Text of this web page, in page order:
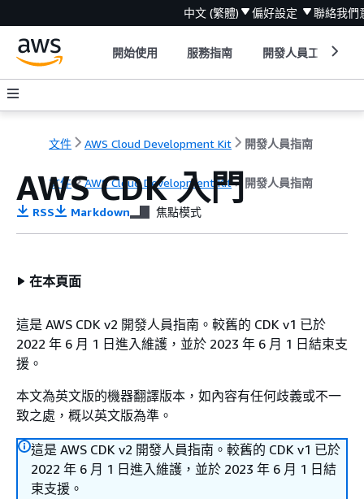
中文 (繁體) 偏好設定 聯絡我們
開始使用 服務指南 開發人員工具
文件 AWS Cloud Development Kit 開發人員指南
文件 AWS Cloud Development Kit 開發人員指南
AWS CDK 入門
RSS Markdown 焦點模式
在本頁面
這是 AWS CDK v2 開發人員指南。較舊的 CDK v1 已於
2022 年 6 月 1 日進入維護，並於 2023 年 6 月 1 日結束支
援。
本文為英文版的機器翻譯版本，如內容有任何歧義或不一
致之處，概以英文版為準。
這是 AWS CDK v2 開發人員指南。較舊的 CDK v1 已於
2022 年 6 月 1 日進入維護，並於 2023 年 6 月 1 日結
束支援。